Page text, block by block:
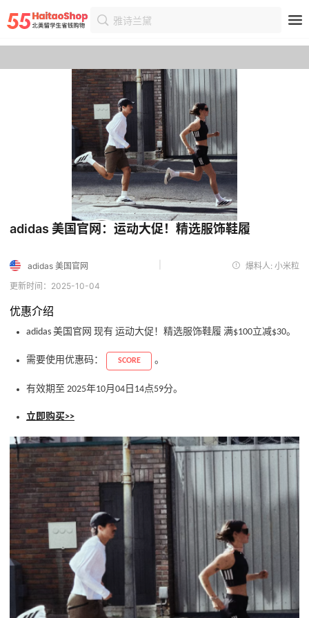
雅诗兰黛
首页 优惠 优惠详情
adidas 美国官网：运动大促！精选服饰鞋履
adidas 美国官网
爆料人: 小米粒
更新时间：2025-10-04
优惠介绍
adidas 美国官网 现有 运动大促！精选服饰鞋履 满$100立减$30。
需要使用优惠码： SCORE 。
有效期至 2025年10月04日14点59分。
立即购买>>